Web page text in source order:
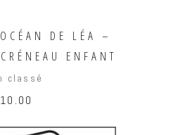
DE LÉA –
ENFANT
classé
10.00